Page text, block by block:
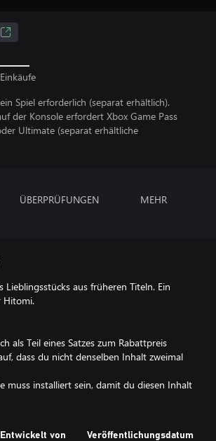
Spiel erforderlich (separat erhältlich).
der Konsole erfordert Xbox Game Pass
Ultimate (separat erhältliche
ÜBERPRÜFUNGEN MEHR
Lieblingsstücks aus früheren Titeln. Ein
Hitomi.
als Teil eines Satzes zum Rabattpreis
dass du nicht denselben Inhalt zweimal
muss installiert sein, damit du diesen Inhalt
Entwickelt von Veröffentlichungsdatum